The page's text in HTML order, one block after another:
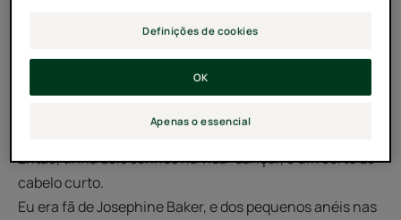
pessoas diziam que eu tinha uma cara oval quase
perfeita. Perfeita para usar cabelo curto, dizia eu para
os meus botões. Mas eu ainda era demasiado
ir passo a passo. Com calma, mas com confiança.
Então, tinha dois sonhos na vida: dançar, e um corte de
cabelo curto.
Eu era fã de Josephine Baker, e dos pequenos anéis nas
Definições de cookies
Apenas o essencial
OK